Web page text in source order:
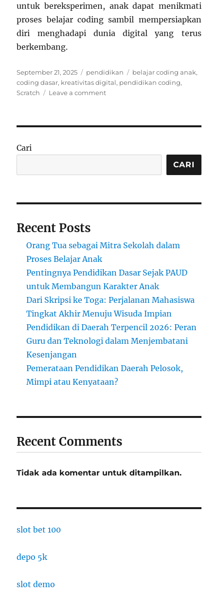
untuk bereksperimen, anak dapat menikmati
proses belajar coding sambil mempersiapkan
diri menghadapi dunia digital yang terus
berkembang.
Posted
on
September 21, 2025 Categories
pendidikan Tags
belajar coding anak,
coding dasar, kreativitas digital, pendidikan coding,
Scratch
Leave a commenton
Memulai
Scratch
Cari
CARI
Recent Posts
Orang Tua sebagai Mitra Sekolah dalam
Proses Belajar Anak
Pentingnya Pendidikan Dasar Sejak PAUD
untuk Membangun Karakter Anak
Dari Skripsi ke Toga: Perjalanan Mahasiswa
Tingkat Akhir Menuju Wisuda Impian
Pendidikan di Daerah Terpencil 2026: Peran
Guru dan Teknologi dalam Menjembatani
Kesenjangan
Pemerataan Pendidikan Daerah Pelosok,
Mimpi atau Kenyataan?
Recent Comments
Tidak ada komentar untuk ditampilkan.
slot bet 100
depo 5k
slot demo